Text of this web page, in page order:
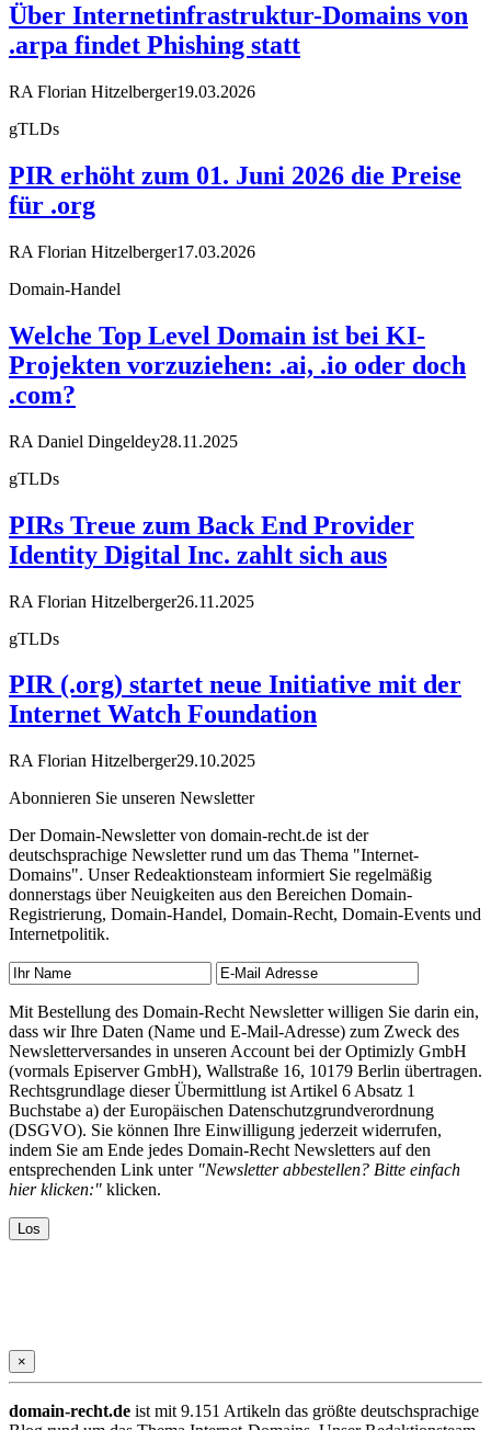
Über Internetinfrastruktur-Domains von
.arpa findet Phishing statt
RA Florian Hitzelberger19.03.2026
gTLDs
PIR erhöht zum 01. Juni 2026 die Preise
für .org
RA Florian Hitzelberger17.03.2026
Domain-Handel
Welche Top Level Domain ist bei KI-
Projekten vorzuziehen: .ai, .io oder doch
.com?
RA Daniel Dingeldey28.11.2025
gTLDs
PIRs Treue zum Back End Provider
Identity Digital Inc. zahlt sich aus
RA Florian Hitzelberger26.11.2025
gTLDs
PIR (.org) startet neue Initiative mit der
Internet Watch Foundation
RA Florian Hitzelberger29.10.2025
Abonnieren Sie unseren Newsletter
Der Domain-Newsletter von domain-recht.de ist der
deutschsprachige Newsletter rund um das Thema "Internet-
Domains". Unser Redeaktionsteam informiert Sie regelmäßig
donnerstags über Neuigkeiten aus den Bereichen Domain-
Registrierung, Domain-Handel, Domain-Recht, Domain-Events und
Internetpolitik.
Mit Bestellung des Domain-Recht Newsletter willigen Sie darin ein,
dass wir Ihre Daten (Name und E-Mail-Adresse) zum Zweck des
Newsletterversandes in unseren Account bei der Optimizly GmbH
(vormals Episerver GmbH), Wallstraße 16, 10179 Berlin übertragen.
Rechtsgrundlage dieser Übermittlung ist Artikel 6 Absatz 1
Buchstabe a) der Europäischen Datenschutzgrundverordnung
(DSGVO). Sie können Ihre Einwilligung jederzeit widerrufen,
indem Sie am Ende jedes Domain-Recht Newsletters auf den
entsprechenden Link unter "Newsletter abbestellen? Bitte einfach
hier klicken:" klicken.
×
domain-recht.de ist mit 9.151 Artikeln das größte deutschsprachige